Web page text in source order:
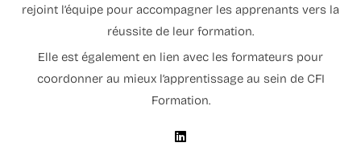
rejoint l’équipe pour accompagner les apprenants vers la
réussite de leur formation.
Elle est également en lien avec les formateurs pour
coordonner au mieux l’apprentissage au sein de CFI
Formation.